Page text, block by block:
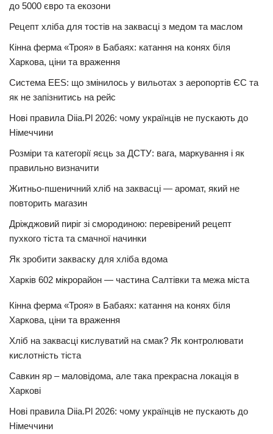
до 5000 євро та екозони
Рецепт хліба для тостів на заквасці з медом та маслом
Кінна ферма «Троя» в Бабаях: катання на конях біля
Харкова, ціни та враження
Система EES: що змінилось у вильотах з аеропортів ЄС та
як не запізнитись на рейс
Нові правила Diia.Pl 2026: чому українців не пускають до
Німеччини
Розміри та категорії яєць за ДСТУ: вага, маркування і як
правильно визначити
Житньо-пшеничний хліб на заквасці — аромат, який не
повторить магазин
Дріжджовий пиріг зі смородиною: перевірений рецепт
пухкого тіста та смачної начинки
Як зробити закваску для хліба вдома
Харків 602 мікрорайон — частина Салтівки та межа міста
Кінна ферма «Троя» в Бабаях: катання на конях біля
Харкова, ціни та враження
Хліб на заквасці кислуватий на смак? Як контролювати
кислотність тіста
Савкин яр – маловідома, але така прекрасна локація в
Харкові
Нові правила Diia.Pl 2026: чому українців не пускають до
Німеччини